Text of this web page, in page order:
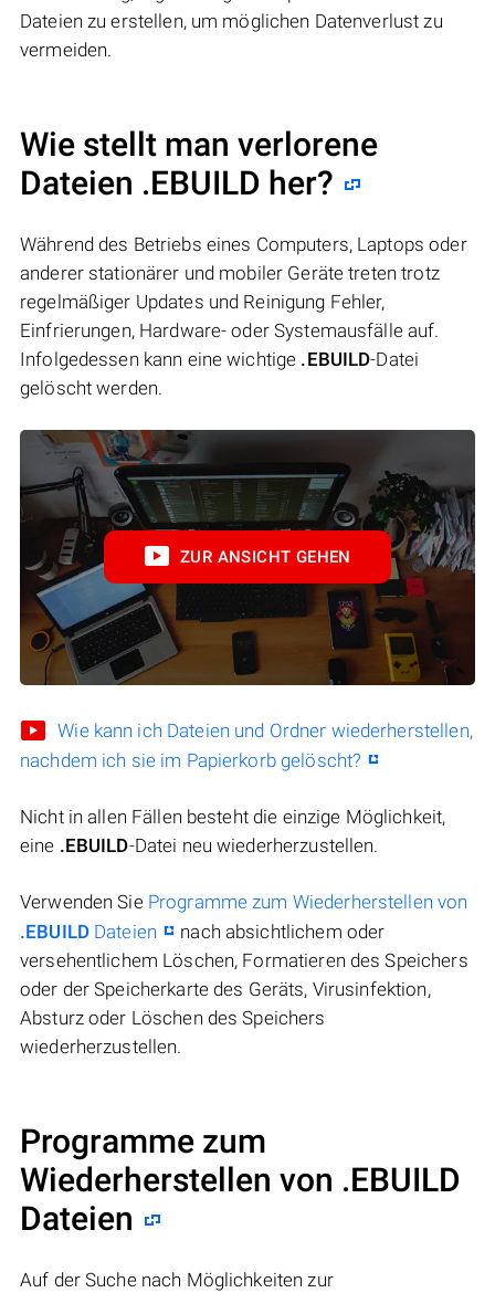
Dateien zu erstellen, um möglichen Datenverlust zu
vermeiden.
Wie stellt man verlorene
Dateien .EBUILD her?
Während des Betriebs eines Computers, Laptops oder
anderer stationärer und mobiler Geräte treten trotz
regelmäßiger Updates und Reinigung Fehler,
Einfrierungen, Hardware- oder Systemausfälle auf.
Infolgedessen kann eine wichtige .EBUILD-Datei
gelöscht werden.
ZUR ANSICHT GEHEN
Wie kann ich Dateien und Ordner wiederherstellen,
nachdem ich sie im Papierkorb gelöscht?
Nicht in allen Fällen besteht die einzige Möglichkeit,
eine .EBUILD-Datei neu wiederherzustellen.
Verwenden Sie Programme zum Wiederherstellen von
.EBUILDDateien
nach absichtlichem oder
versehentlichem Löschen, Formatieren des Speichers
oder der Speicherkarte des Geräts, Virusinfektion,
Absturz oder Löschen des Speichers
wiederherzustellen.
Programme zum
Wiederherstellen von .EBUILD
Dateien
Auf der Suche nach Möglichkeiten zur